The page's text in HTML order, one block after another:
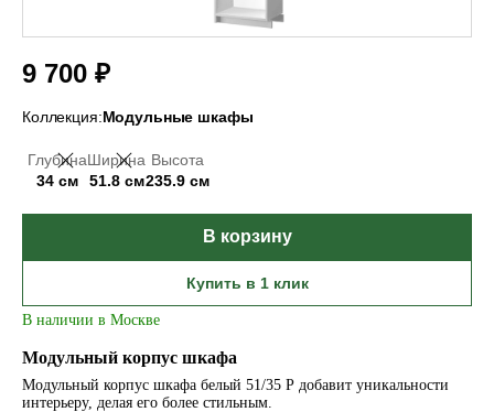
9 700 ₽
Коллекция:Модульные шкафы
Глубина
34 см
Ширина
51.8 см
Высота
235.9 см
В корзину
Купить в 1 клик
В наличии в Москве
Модульный корпус шкафа
Модульный корпус шкафа белый 51/35 P добавит уникальности
интерьеру, делая его более стильным.